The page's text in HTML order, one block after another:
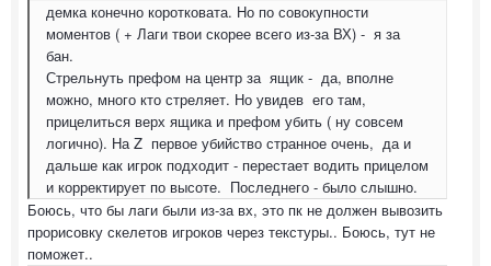
демка конечно коротковата. Но по совокупности
моментов ( + Лаги твои скорее всего из-за ВХ) - я за
бан.
Стрельнуть префом на центр за ящик - да, вполне
можно, много кто стреляет. Но увидев его там,
прицелиться верх ящика и префом убить ( ну совсем
логично). На Z первое убийство странное очень, да и
дальше как игрок подходит - перестает водить прицелом
и корректирует по высоте. Последнего - было слышно.
Боюсь, что бы лаги были из-за вх, это пк не должен вывозить
прорисовку скелетов игроков через текстуры.. Боюсь, тут не
поможет..